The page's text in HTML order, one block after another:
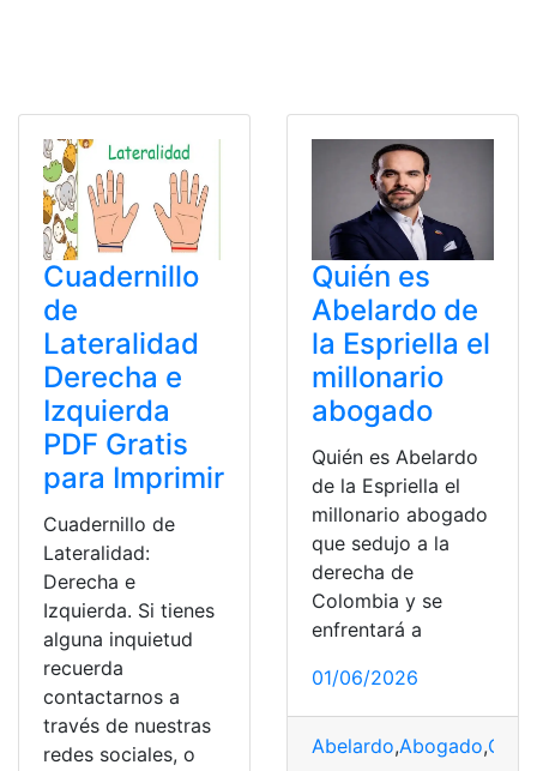
Cuadernillo
de
Lateralidad
Derecha e
Izquierda
PDF Gratis
para Imprimir
Cuadernillo de
Lateralidad:
Derecha e
Izquierda. Si tienes
alguna inquietud
recuerda
contactarnos a
través de nuestras
redes sociales, o
Quién es
Abelardo de
la Espriella el
millonario
abogado
Quién es Abelardo
de la Espriella el
millonario abogado
que sedujo a la
derecha de
Colombia y se
enfrentará a
01/06/2026
Abelardo,Abogado,